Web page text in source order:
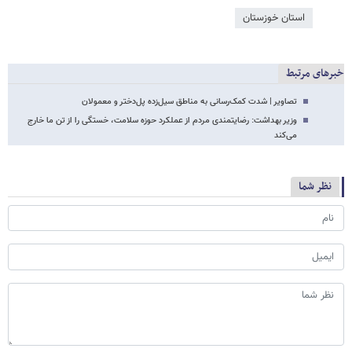
استان خوزستان
خبرهای مرتبط
تصاویر | شدت کمک‌رسانی به مناطق سیل‌زده پل‌دختر و معمولان
وزیر بهداشت: رضایتمندی مردم از عملکرد حوزه سلامت، خستگی را از تن ما خارج
می‌کند
نظر شما